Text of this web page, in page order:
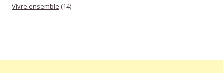
Vivre ensemble (14)